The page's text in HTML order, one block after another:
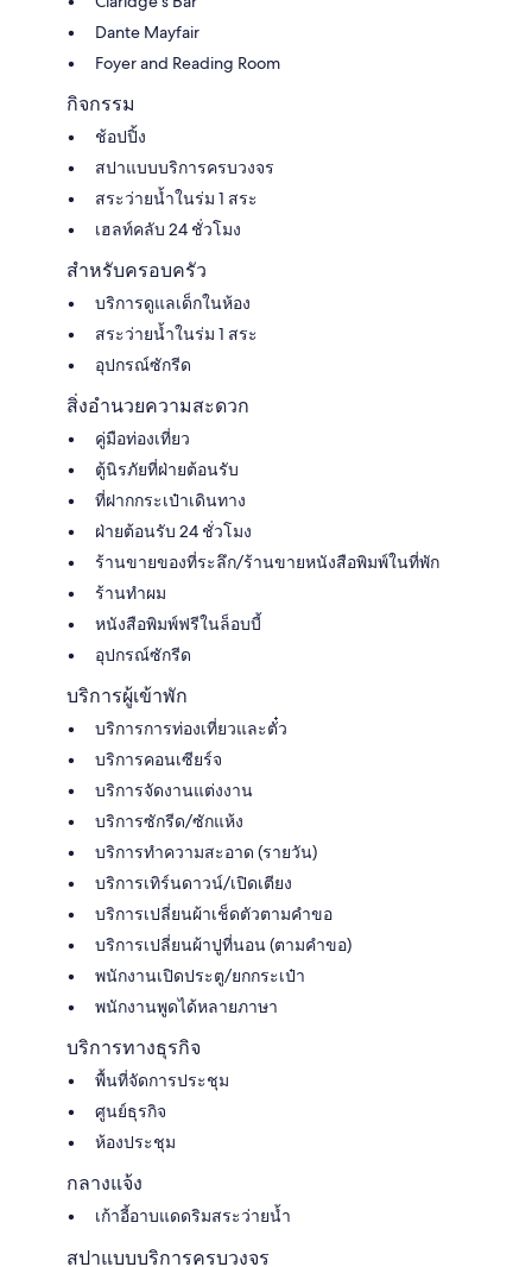
Dante Mayfair
Foyer and Reading Room
กิจกรรม
ช้อปปิ้ง
สปาแบบบริการครบวงจร
สระว่ายน้ำในร่ม 1 สระ
เฮลท์คลับ 24 ชั่วโมง
สำหรับครอบครัว
บริการดูแลเด็กในห้อง
สระว่ายน้ำในร่ม 1 สระ
อุปกรณ์ซักรีด
สิ่งอำนวยความสะดวก
คู่มือท่องเที่ยว
ตู้นิรภัยที่ฝ่ายต้อนรับ
ที่ฝากกระเป๋าเดินทาง
ฝ่ายต้อนรับ 24 ชั่วโมง
ร้านขายของที่ระลึก/ร้านขายหนังสือพิมพ์ในที่พัก
ร้านทำผม
หนังสือพิมพ์ฟรีในล็อบบี้
อุปกรณ์ซักรีด
บริการผู้เข้าพัก
บริการการท่องเที่ยวและตั๋ว
บริการคอนเซียร์จ
บริการจัดงานแต่งงาน
บริการซักรีด/ซักแห้ง
บริการทำความสะอาด (รายวัน)
บริการเทิร์นดาวน์/เปิดเตียง
บริการเปลี่ยนผ้าเช็ดตัวตามคำขอ
บริการเปลี่ยนผ้าปูที่นอน (ตามคำขอ)
พนักงานเปิดประตู/ยกกระเป๋า
พนักงานพูดได้หลายภาษา
บริการทางธุรกิจ
พื้นที่จัดการประชุม
ศูนย์ธุรกิจ
ห้องประชุม
กลางแจ้ง
เก้าอี้อาบแดดริมสระว่ายน้ำ
สปาแบบบริการครบวงจร